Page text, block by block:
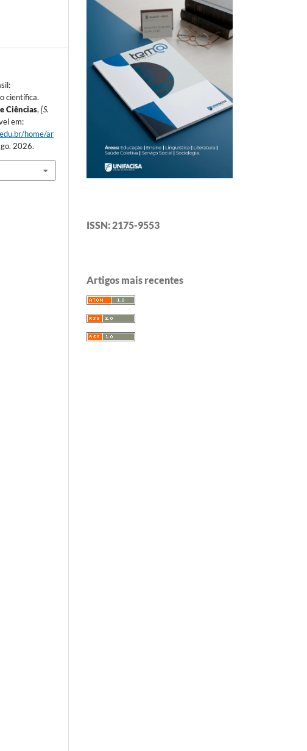
científica.
Ciências,[S.
em:
home/ar
2026.
ISSN: 2175-9553
Artigos mais recentes